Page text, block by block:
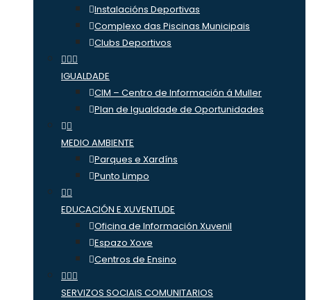
Instalacións Deportivas
Complexo das Piscinas Municipais
Clubs Deportivos
IGUALDADE
CIM – Centro de Información á Muller
Plan de Igualdade de Oportunidades
MEDIO AMBIENTE
Parques e Xardíns
Punto Limpo
EDUCACIÓN E XUVENTUDE
Oficina de Información Xuvenil
Espazo Xove
Centros de Ensino
SERVIZOS SOCIAIS COMUNITARIOS